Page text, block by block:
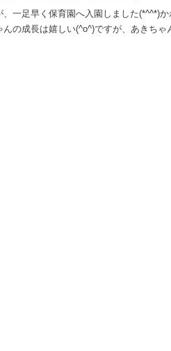
一足早く保育園へ入園しました(*^^*)
の成長は嬉しい(^o^)ですが、あきちゃ